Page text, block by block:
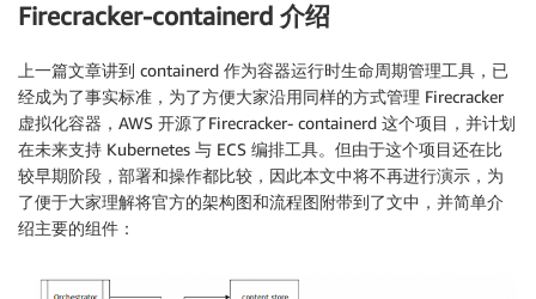
Firecracker-containerd 介绍
上一篇文章讲到 containerd 作为容器运行时生命周期管理工具，已
经成为了事实标准，为了方便大家沿用同样的方式管理 Firecracker
虚拟化容器，AWS 开源了Firecracker- containerd 这个项目，并计划
在未来支持 Kubernetes 与 ECS 编排工具。但由于这个项目还在比
较早期阶段，部署和操作都比较，因此本文中将不再进行演示，为
了便于大家理解将官方的架构图和流程图附带到了文中，并简单介
绍主要的组件：